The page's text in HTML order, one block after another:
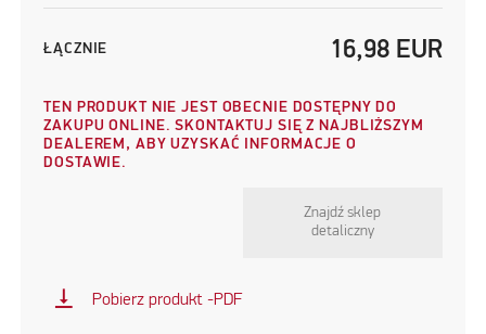
ŁĄCZNIE 16,98 EUR
TEN PRODUKT NIE JEST OBECNIE DOSTĘPNY DO
ZAKUPU ONLINE. SKONTAKTUJ SIĘ Z NAJBLIŻSZYM
DEALEREM, ABY UZYSKAĆ INFORMACJE O
DOSTAWIE.
Znajdź sklep
detaliczny
vertical_align_bottom Pobierz produkt -PDF